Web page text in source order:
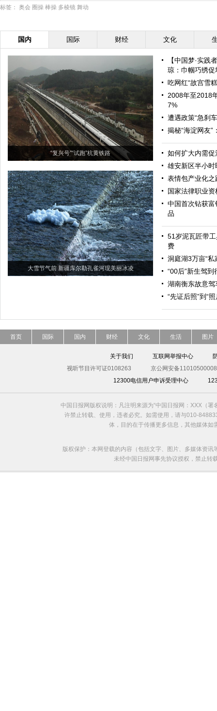
标签： 奥会 圈操 棒操 多棱镜 舞动
国内 国际 财经 文化
“复兴号”“试跑”杭黄铁路
大雪节气前 新疆库尔勒孔雀河现美丽冰凌
【中国梦·实践
琼：巾帼巧绣促
吃网红“故宫雪
2008年至2018
7%
遭遇政策“急刹
揭秘“海淀网友
如何扩大内需促
雄安新区半小
表情包产业化
国家法律职业
中国首次钻获
品
51岁泥瓦匠带
费
洞庭湖3万亩“私
“00后”新生驾到
湖南衡东故意
“先证后照”到“
首页 国际 国内 财经 文化 生活 图片
关于我们 互联网举报中心
视听节目许可证0108263
京公网安备
12300电信用户申诉受理中心
中国日报网版权说明：凡注明来源为“中国日报网：XXX（
许禁止转载、使用，违者必究。如需使用，请与010-
体，目的在于传播更多信息，其他媒体
版权保护：本网登载的内容（包括文字、图片、多媒体资
未经中国日报网事先协议授权，禁止转